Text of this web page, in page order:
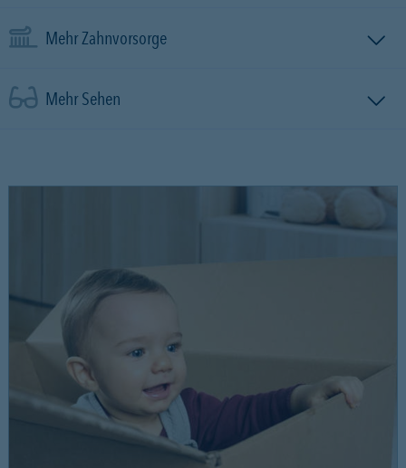
Mehr Zahnvorsorge
Mehr Sehen